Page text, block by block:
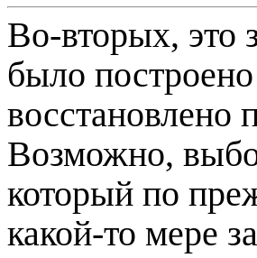
Во-вторых, это
было
восстановлено
Возможно,
который по
какой-то мере